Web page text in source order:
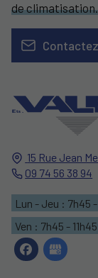
15 Rue Jean
09 74 56 38 94
Lun - Jeu : 7h45 -
Ven : 7h45 -
de climatisation.